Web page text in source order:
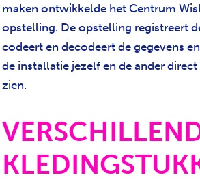
maken ontwikkelde het Centrum
opstelling. De opstelling registreert
codeert en decodeert de gegevens
de installatie jezelf en de ander
zien.